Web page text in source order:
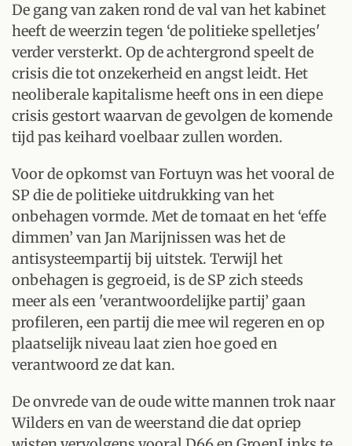
De gang van zaken rond de val van het kabinet
heeft de weerzin tegen ‘de politieke spelletjes'
verder versterkt. Op de achtergrond speelt de
crisis die tot onzekerheid en angst leidt. Het
neoliberale kapitalisme heeft ons in een diepe
crisis gestort waarvan de gevolgen de komende
tijd pas keihard voelbaar zullen worden.
Voor de opkomst van Fortuyn was het vooral de
SP die de politieke uitdrukking van het
onbehagen vormde. Met de tomaat en het ‘effe
dimmen’ van Jan Marijnissen was het de
antisysteempartij bij uitstek. Terwijl het
onbehagen is gegroeid, is de SP zich steeds
meer als een 'verantwoordelijke partij’ gaan
profileren, een partij die mee wil regeren en op
plaatselijk niveau laat zien hoe goed en
verantwoord ze dat kan.
De onvrede van de oude witte mannen trok naar
Wilders en van de weerstand die dat opriep